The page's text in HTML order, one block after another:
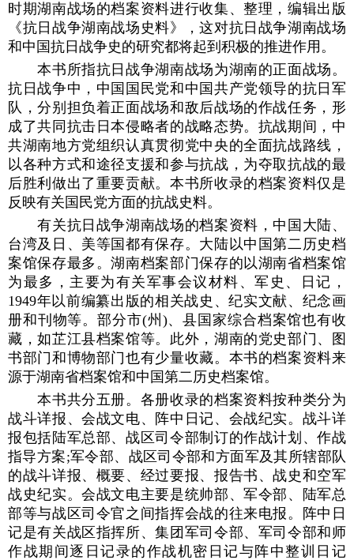
时期湖南战场的档案资料进行收集、整理，编辑出版
《抗日战争湖南战场史料》，这对抗日战争湖南战场
和中国抗日战争史的研究都将起到积极的推进作用。
本书所指抗日战争湖南战场为湖南的正面战场。
抗日战争中，中国国民党和中国共产党领导的抗日军
队，分别担负着正面战场和敌后战场的作战任务，形
成了共同抗击日本侵略者的战略态势。抗战期间，中
共湖南地方党组织认真贯彻党中央的全面抗战路线，
以各种方式和途径支援和参与抗战，为夺取抗战的最
后胜利做出了重要贡献。本书所收录的档案资料仅是
反映有关国民党方面的抗战史料。
有关抗日战争湖南战场的档案资料，中国大陆、
台湾及日、美等国都有保存。大陆以中国第二历史档
案馆保存最多。湖南档案部门保存的以湖南省档案馆
为最多，主要为有关军事会议材料、军史、日记，
1949年以前编纂出版的相关战史、纪实文献、纪念画
册和刊物等。部分市(州)、县国家综合档案馆也有收
藏，如芷江县档案馆等。此外，湖南的党史部门、图
书部门和博物部门也有少量收藏。本书的档案资料来
源于湖南省档案馆和中国第二历史档案馆。
本书共分五册。各册收录的档案资料按种类分为
战斗详报、会战文电、阵中日记、会战纪实。战斗详
报包括陆军总部、战区司令部制订的作战计划、作战
指导方案;军令部、战区司令部和方面军及其所辖部队
的战斗详报、概要、经过要报、报告书、战史和空军
战史纪实。会战文电主要是统帅部、军令部、陆军总
部等与战区司令官之间指挥会战的往来电报。阵中日
记是有关战区指挥所、集团军司令部、军司令部和师
作战期间逐日记录的作战机密日记与阵中整训日记